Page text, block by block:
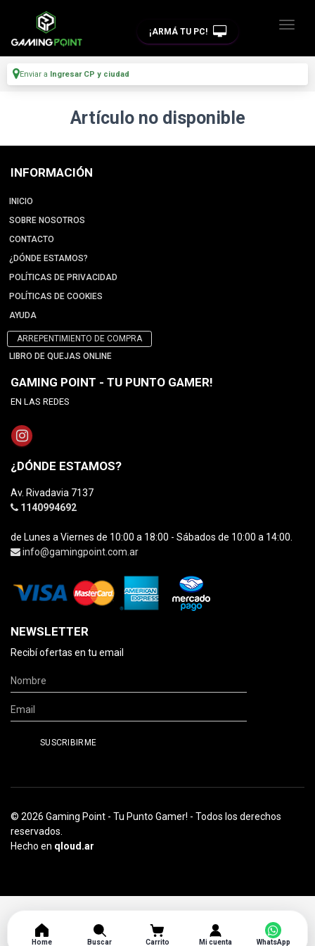
¡ARMÁ TU PC!
Enviar a Ingresar CP y ciudad
Artículo no disponible
INFORMACIÓN
INICIO
SOBRE NOSOTROS
CONTACTO
¿DÓNDE ESTAMOS?
POLÍTICAS DE PRIVACIDAD
POLÍTICAS DE COOKIES
AYUDA
ARREPENTIMIENTO DE COMPRA
LIBRO DE QUEJAS ONLINE
GAMING POINT - TU PUNTO GAMER!
EN LAS REDES
¿DÓNDE ESTAMOS?
Av. Rivadavia 7137
1140994692
de Lunes a Viernes de 10:00 a 18:00 - Sábados de 10:00 a 14:00.
info@gamingpoint.com.ar
NEWSLETTER
Recibí ofertas en tu email
© 2026 Gaming Point - Tu Punto Gamer! - Todos los derechos
reservados.
Hecho en qloud.ar
Home Buscar Carrito Mi cuenta